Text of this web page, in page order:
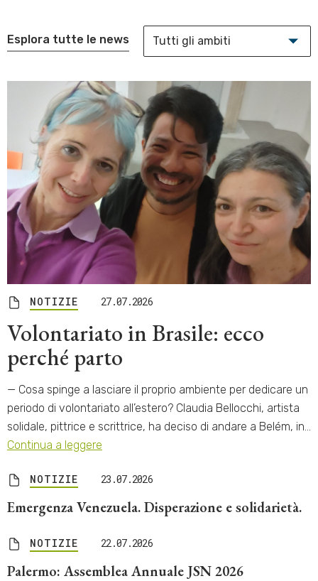
Esplora tutte le news
NOTIZIE 27.07.2026
Volontariato in Brasile: ecco
perché parto
— Cosa spinge a lasciare il proprio ambiente per dedicare un
periodo di volontariato all’estero? Claudia Bellocchi, artista
solidale, pittrice e scrittrice, ha deciso di andare a Belém, in…
Continua a leggere
NOTIZIE 23.07.2026
Emergenza Venezuela. Disperazione e solidarietà.
NOTIZIE 22.07.2026
Palermo: Assemblea Annuale JSN 2026